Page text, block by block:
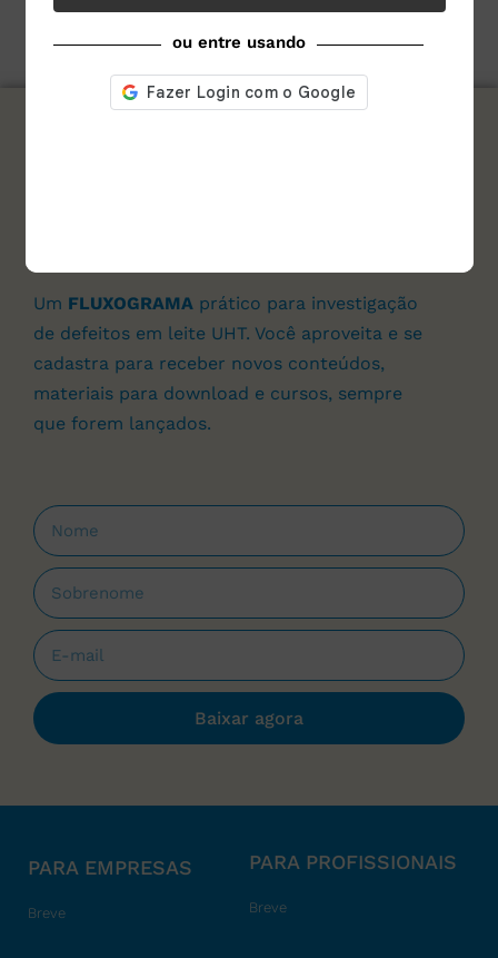
Um FLUXOGRAMA prático para investigação
de defeitos em leite UHT. Você aproveita e se
cadastra para receber novos conteúdos,
materiais para download e cursos, sempre
que forem lançados.
Baixar agora
PARA EMPRESAS
Breve
PARA PROFISSIONAIS
Breve
ou entre usando